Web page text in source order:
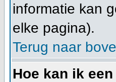
informatie kan
elke pagina).
Terug naar
Hoe kan ik